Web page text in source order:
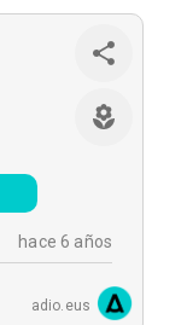
hace 6 años
adio.eus